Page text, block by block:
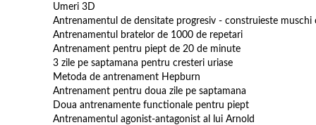
Umeri 3D
Antrenamentul de densitate progresiv - construieste muschi
Antrenamentul bratelor de 1000 de repetari
Antrenament pentru piept de 20 de minute
3 zile pe saptamana pentru cresteri uriase
Metoda de antrenament Hepburn
Antrenament pentru doua zile pe saptamana
Doua antrenamente functionale pentru piept
Antrenamentul agonist-antagonist al lui Arnold